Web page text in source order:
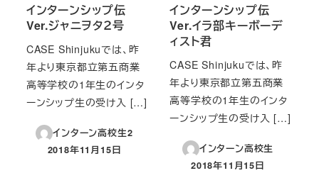
インターンシップ伝
Ver.ジャニヲタ２号
CASE Shinjukuでは、昨
年より東京都立第五商業
高等学校の1年生のインタ
ーンシップ生の受け入 […]
インターン高校生2
投稿日
2018年11月15日
インターンシップ伝
Ver.イラ部キーボーデ
ィスト君
CASE Shinjukuでは、昨
年より東京都立第五商業
高等学校の1年生のインタ
ーンシップ生の受け入 […]
インターン高校生
投稿日
2018年11月15日